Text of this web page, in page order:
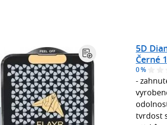
5D
Černé
0 %
-
tvrdost